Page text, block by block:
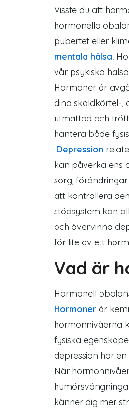
Visste du att
hormonella
pubertet eller
mentala hälsa.
vår psykiska
Hormoner är
dina sköldkörtel-,
utmattad och
hantera både
Depression
kan påverka ens
sorg,
att kontrollera
stödsystem kan
och övervinna
för lite av ett
Vad är
Hormonell
Hormoner är
hormonnivåerna
fysiska
depression har
När
känner dig mer